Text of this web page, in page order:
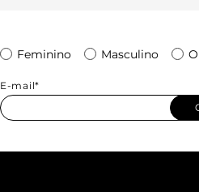
Feminino Masculino
E-mail*